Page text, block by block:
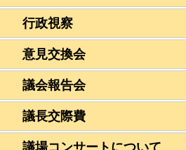
行政視察
意見交換会
議会報告会
議長交際費
議場コンサートについて